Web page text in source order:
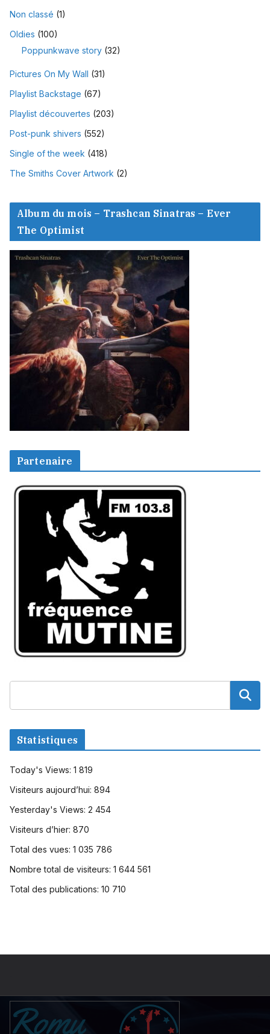
Non classé (1)
Oldies (100)
Poppunkwave story (32)
Pictures On My Wall (31)
Playlist Backstage (67)
Playlist découvertes (203)
Post-punk shivers (552)
Single of the week (418)
The Smiths Cover Artwork (2)
Album du mois – Trashcan Sinatras – Ever
The Optimist
Partenaire
Statistiques
Today's Views: 1 819
Visiteurs aujourd’hui: 894
Yesterday's Views: 2 454
Visiteurs d’hier: 870
Total des vues: 1 035 786
Nombre total de visiteurs: 1 644 561
Total des publications: 10 710